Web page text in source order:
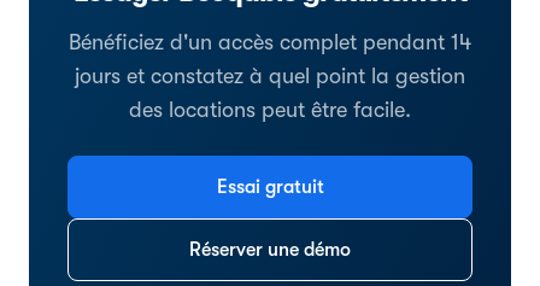
Bénéficiez d'un accès complet pendant 14
jours et constatez à quel point la gestion
des locations peut être facile.
Essai gratuit
Réserver une démo